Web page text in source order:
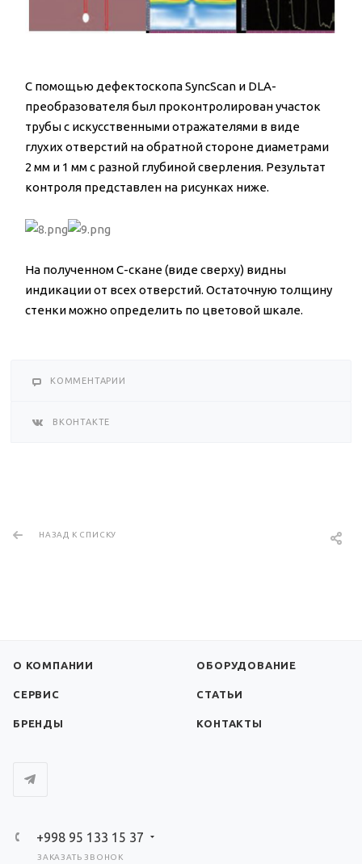
С помощью дефектоскопа SyncScan и DLA-
преобразователя был проконтролирован участок
трубы с искусственными отражателями в виде
глухих отверстий на обратной стороне диаметрами
2 мм и 1 мм с разной глубиной сверления. Результат
контроля представлен на рисунках ниже.
На полученном С-скане (виде сверху) видны
индикации от всех отверстий. Остаточную толщину
стенки можно определить по цветовой шкале.
КОММЕНТАРИИ
ВКОНТАКТЕ
НАЗАД К СПИСКУ
О КОМПАНИИ ОБОРУДОВАНИЕ
СЕРВИС СТАТЬИ
БРЕНДЫ КОНТАКТЫ
+998 95 133 15 37
ЗАКАЗАТЬ ЗВОНОК